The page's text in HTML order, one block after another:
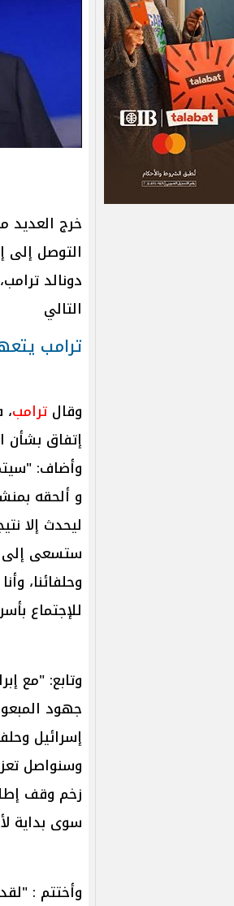
خرج العديد
التوصل إلى
دونالد
التالي
ترامب
وقال ترامب
إتفاق بشأن
وأضاف:
و ألحقه
ليحدث إلا
ستسعى إلى
وحلفائنا،
للإجتماع
وتابع: "مع
جهود
إسرائيل
وسنواصل
زخم وقف
سوى بداية
وأختتم :